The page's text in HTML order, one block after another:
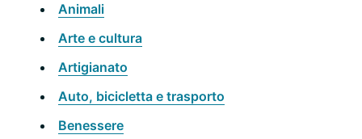
Animali
Arte e cultura
Artigianato
Auto, bicicletta e trasporto
Benessere